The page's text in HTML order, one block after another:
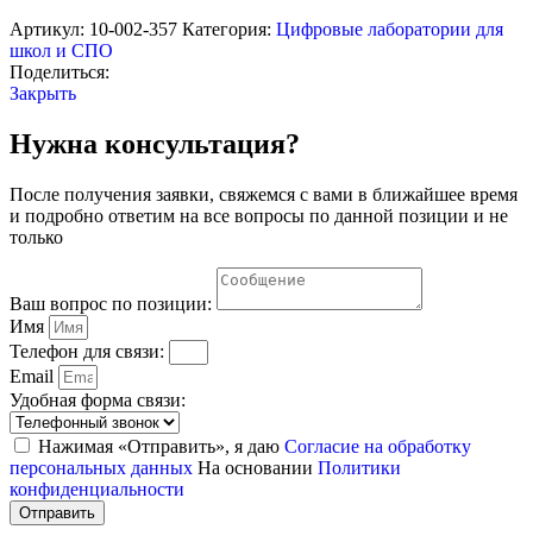
Артикул: 10-002-357 Категория: Цифровые лаборатории для
школ и СПО
Поделиться:
Закрыть
Нужна консультация?
После получения заявки, свяжемся с вами в ближайшее время
и подробно ответим на все вопросы по данной позиции и не
только
Ваш вопрос по позиции:
Имя
Телефон для связи:
Email
Удобная форма связи:
Нажимая «Отправить», я даю Согласие на обработку
персональных данных На основании Политики
конфиденциальности
Отправить